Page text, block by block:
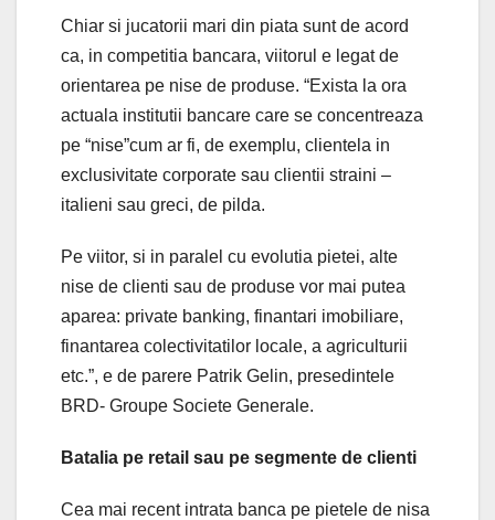
Chiar si jucatorii mari din piata sunt de acord
ca, in competitia bancara, viitorul e legat de
orientarea pe nise de produse. “Exista la ora
actuala institutii bancare care se concentreaza
pe “nise”cum ar fi, de exemplu, clientela in
exclusivitate corporate sau clientii straini –
italieni sau greci, de pilda.
Pe viitor, si in paralel cu evolutia pietei, alte
nise de clienti sau de produse vor mai putea
aparea: private banking, finantari imobiliare,
finantarea colectivitatilor locale, a agriculturii
etc.”, e de parere Patrik Gelin, presedintele
BRD- Groupe Societe Generale.
Batalia pe retail sau pe segmente de clienti
Cea mai recent intrata banca pe pietele de nisa